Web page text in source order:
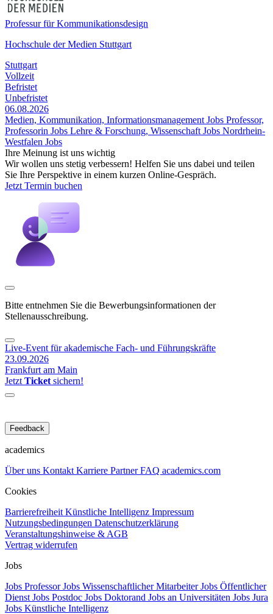
Professur für Kommunikationsdesign
Hochschule der Medien Stuttgart
Stuttgart
Vollzeit
Befristet
Unbefristet
06.08.2026
Medien, Kommunikation, Informationsmanagement Jobs Professor,
Professorin Jobs Lehre & Forschung, Wissenschaft Jobs Nordrhein-
Westfalen Jobs
Ihre Meinung ist uns wichtig
Wir wollen uns stetig verbessern! Helfen Sie uns dabei und teilen
Sie Ihre Perspektive in einem kurzen Online-Gespräch.
Jetzt Termin buchen
Bitte entnehmen Sie die Bewerbungsinformationen der
Stellenausschreibung.
Live-Event für akademische Fach- und Führungskräfte
23.09.2026
Frankfurt am Main
Jetzt Ticket sichern!
Feedback
academics
Über uns Kontakt Karriere PartnerFAQ academics.com
Cookies
Barrierefreiheit Künstliche Intelligenz Impressum
Nutzungsbedingungen Datenschutzerklärung
Veranstaltungshinweise & AGB
Vertrag widerrufen
Jobs
Jobs ProfessorJobs Wissenschaftlicher MitarbeiterJobs Öffentlicher
Dienst Jobs Postdoc Jobs Doktorand Jobs an Universitäten Jobs Jura
Jobs Künstliche Intelligenz